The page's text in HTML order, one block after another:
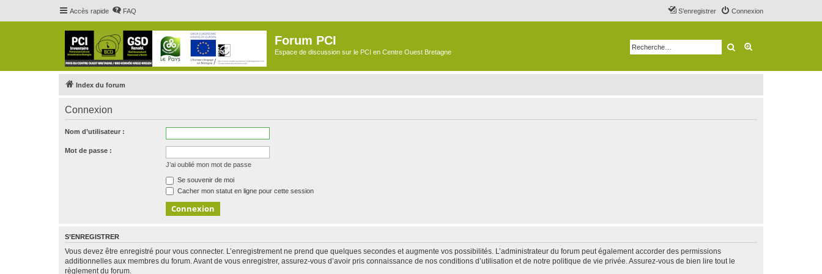
Accès rapide FAQ Connexion
S’enregistrer
Forum PCI
Espace de discussion sur le PCI en Centre Ouest Bretagne Rechercher
Index du forum
Connexion
Nom d’utilisateur :
Mot de passe :
J’ai oublié mon mot de passe
Se souvenir de moi
Cacher mon statut en ligne pour cette session
S’ENREGISTRER
Vous devez être enregistré pour vous connecter. L’enregistrement ne prend que quelques secondes et augmente vos possibilités. L’administrateur du forum peut également accorder des permissions
additionnelles aux membres du forum. Avant de vous enregistrer, assurez-vous d’avoir pris connaissance de nos conditions d’utilisation et de notre politique de vie privée. Assurez-vous de bien lire tout le
règlement du forum.